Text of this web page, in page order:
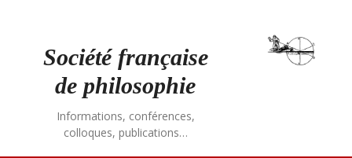
Société française
de philosophie
Informations, conférences,
colloques, publications…